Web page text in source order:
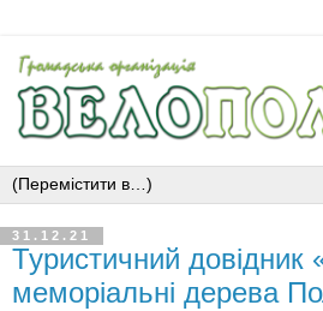
31.12.21
Туристичний довідник
меморіальні дерева